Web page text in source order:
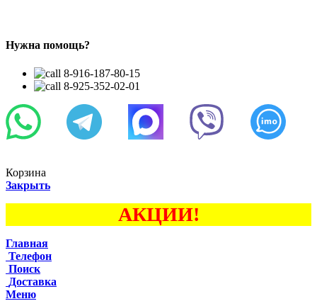
Нужна помощь?
8-916-187-80-15
8-925-352-02-01
Корзина
Закрыть
АКЦИИ!
Главная
Телефон
Поиск
Доставка
Меню